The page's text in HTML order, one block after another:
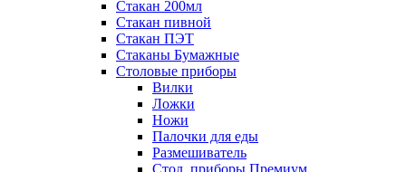
Стакан 200мл
Стакан пивной
Стакан ПЭТ
Стаканы Бумажные
Столовые приборы
Вилки
Ложки
Ножи
Палочки для еды
Размешиватель
Стол. приборы Премиум